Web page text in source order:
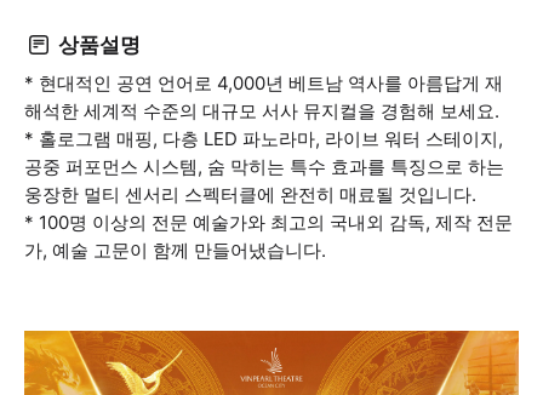
상품설명
* 현대적인 공연 언어로 4,000년 베트남 역사를 아름답게 재
해석한 세계적 수준의 대규모 서사 뮤지컬을 경험해 보세요.
* 홀로그램 매핑, 다층 LED 파노라마, 라이브 워터 스테이지,
공중 퍼포먼스 시스템, 숨 막히는 특수 효과를 특징으로 하는
웅장한 멀티 센서리 스펙터클에 완전히 매료될 것입니다.
* 100명 이상의 전문 예술가와 최고의 국내외 감독, 제작 전문
가, 예술 고문이 함께 만들어냈습니다.